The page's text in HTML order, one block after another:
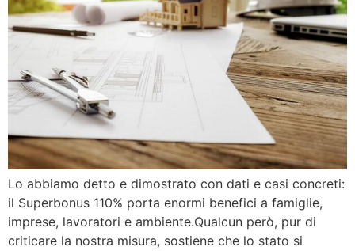
Lo abbiamo detto e dimostrato con dati e casi concreti:
il Superbonus 110% porta enormi benefici a famiglie,
imprese, lavoratori e ambiente.Qualcun però, pur di
criticare la nostra misura, sostiene che lo stato si